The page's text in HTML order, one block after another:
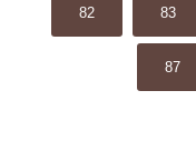
82 83
87